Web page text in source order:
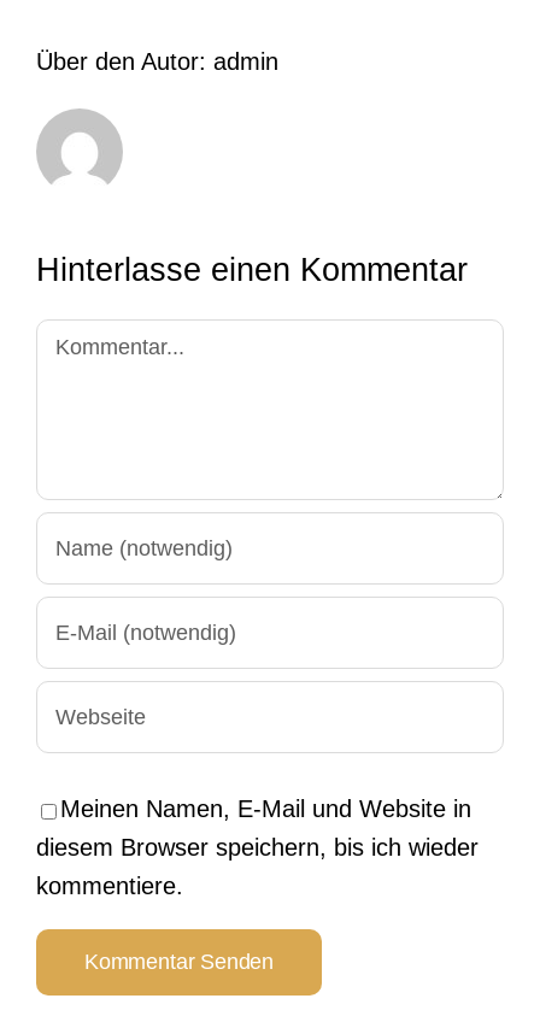
Über den Autor: admin
Hinterlasse einen Kommentar
Kommentar
Meinen Namen, E-Mail und Website in
diesem Browser speichern, bis ich wieder
kommentiere.